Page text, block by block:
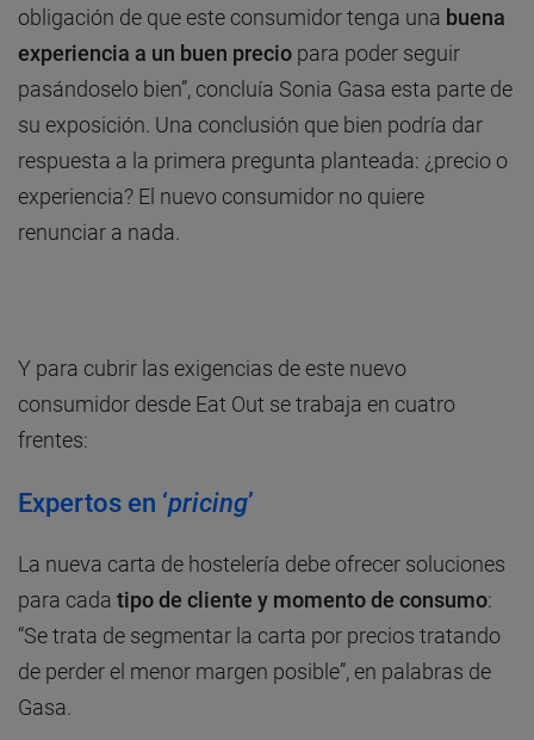
obligación de que este consumidor tenga una buena
experiencia a un buen precio para poder seguir
pasándoselo bien”, concluía Sonia Gasa esta parte de
su exposición. Una conclusión que bien podría dar
respuesta a la primera pregunta planteada: ¿precio o
experiencia? El nuevo consumidor no quiere
renunciar a nada.
Y para cubrir las exigencias de este nuevo
consumidor desde Eat Out se trabaja en cuatro
frentes:
Expertos en ‘pricing’
La nueva carta de hostelería debe ofrecer soluciones
para cada tipo de cliente y momento de consumo:
“Se trata de segmentar la carta por precios tratando
de perder el menor margen posible”, en palabras de
Gasa.